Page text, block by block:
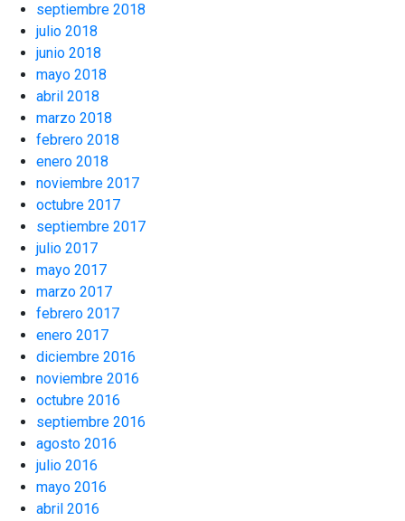
septiembre 2018
julio 2018
junio 2018
mayo 2018
abril 2018
marzo 2018
febrero 2018
enero 2018
noviembre 2017
octubre 2017
septiembre 2017
julio 2017
mayo 2017
marzo 2017
febrero 2017
enero 2017
diciembre 2016
noviembre 2016
octubre 2016
septiembre 2016
agosto 2016
julio 2016
mayo 2016
abril 2016